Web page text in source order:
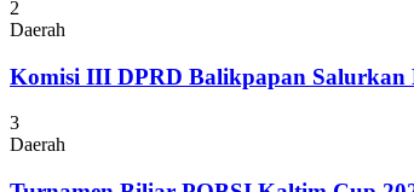
2
Daerah
Komisi III DPRD Balikpapan Salurkan
3
Daerah